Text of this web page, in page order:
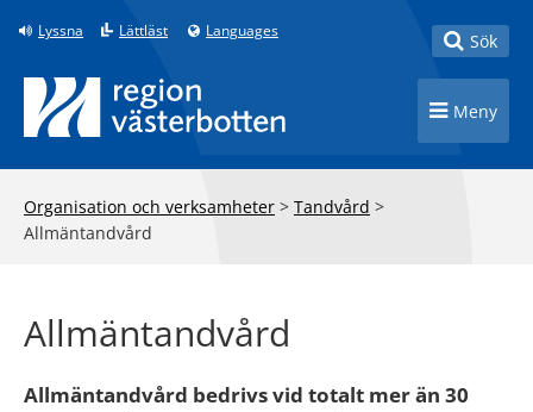
Till innehåll på sidan
Lyssna Lättläst Languages Toggle
Sök
Toggle
Meny
Organisation och verksamheter > Tandvård >
Allmäntandvård
Allmäntandvård
Allmäntandvård bedrivs vid totalt mer än 30